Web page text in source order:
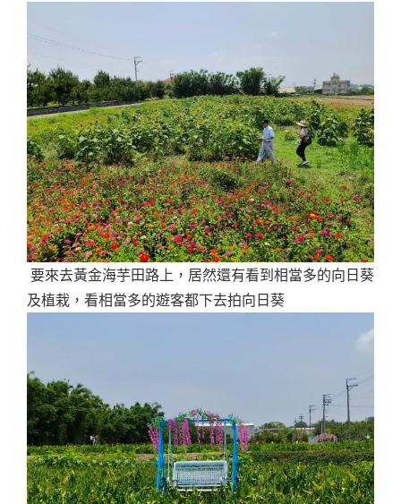
要來去黃金海芋田路上，居然還有看到相當多的向日葵
及植栽，看相當多的遊客都下去拍向日葵